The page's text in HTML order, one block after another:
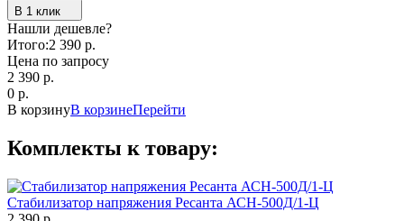
В 1 клик
Нашли дешевле?
Итого:2 390 p.
Цена по запросу
2 390 p.
0 p.
В корзинуВ корзинеПерейти
Комплекты к товару:
Стабилизатор напряжения Ресанта АСН-500Д/1-Ц